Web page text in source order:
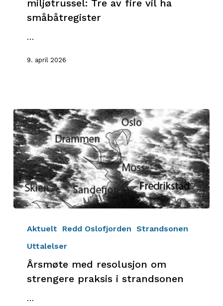
miljøtrussel:
miljøtrussel: Tre av fire vil ha
småbåtregister
…
9. april 2026
med
strengere
praksis
strandsonen
Aktuelt Redd Oslofjorden
Strandsonen
Uttalelser
Årsmøte med resolusjon om
strengere praksis i strandsonen
…